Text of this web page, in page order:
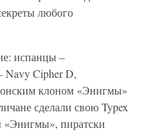
любого
испанцы –
Cipher D,
клоном «Энигмы»
сделали свою Typex
«Энигмы», пиратски